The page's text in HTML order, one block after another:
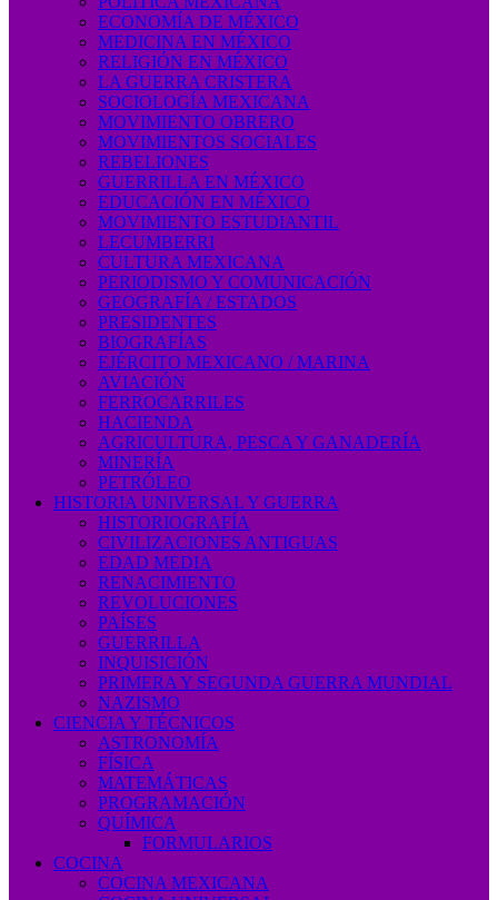
ECONOMÍA DE MÉXICO
MEDICINA EN MÉXICO
RELIGIÓN EN MÉXICO
LA GUERRA CRISTERA
SOCIOLOGÍA MEXICANA
MOVIMIENTO OBRERO
MOVIMIENTOS SOCIALES
REBELIONES
GUERRILLA EN MÉXICO
EDUCACIÓN EN MÉXICO
MOVIMIENTO ESTUDIANTIL
LECUMBERRI
CULTURA MEXICANA
PERIODISMO Y COMUNICACIÓN
GEOGRAFÍA / ESTADOS
PRESIDENTES
BIOGRAFÍAS
EJÉRCITO MEXICANO / MARINA
AVIACIÓN
FERROCARRILES
HACIENDA
AGRICULTURA, PESCA Y GANADERÍA
MINERÍA
PETRÓLEO
HISTORIA UNIVERSAL Y GUERRA
HISTORIOGRAFÍA
CIVILIZACIONES ANTIGUAS
EDAD MEDIA
RENACIMIENTO
REVOLUCIONES
PAÍSES
GUERRILLA
INQUISICIÓN
PRIMERA Y SEGUNDA GUERRA MUNDIAL
NAZISMO
CIENCIA Y TÉCNICOS
ASTRONOMÍA
FÍSICA
MATEMÁTICAS
PROGRAMACIÓN
QUÍMICA
FORMULARIOS
COCINA
COCINA MEXICANA